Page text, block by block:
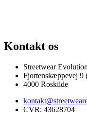
Kontakt os
Streetwear
Fjortenskæppevej 9
4000 Roskilde
CVR: 43628704